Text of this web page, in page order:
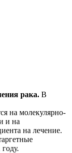
рака. В
на молекулярно-
и на
на лечение.